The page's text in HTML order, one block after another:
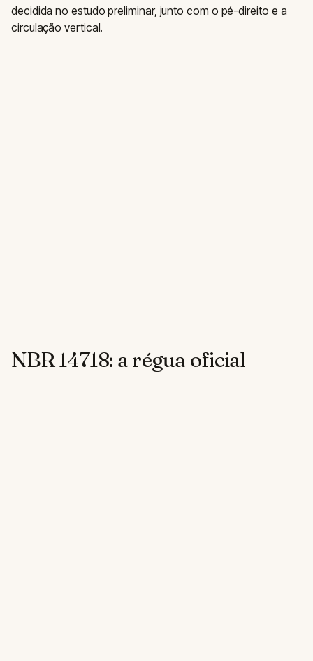
decidida no estudo preliminar, junto com o pé-direito e a
circulação vertical.
NBR 14718: a régua oficial